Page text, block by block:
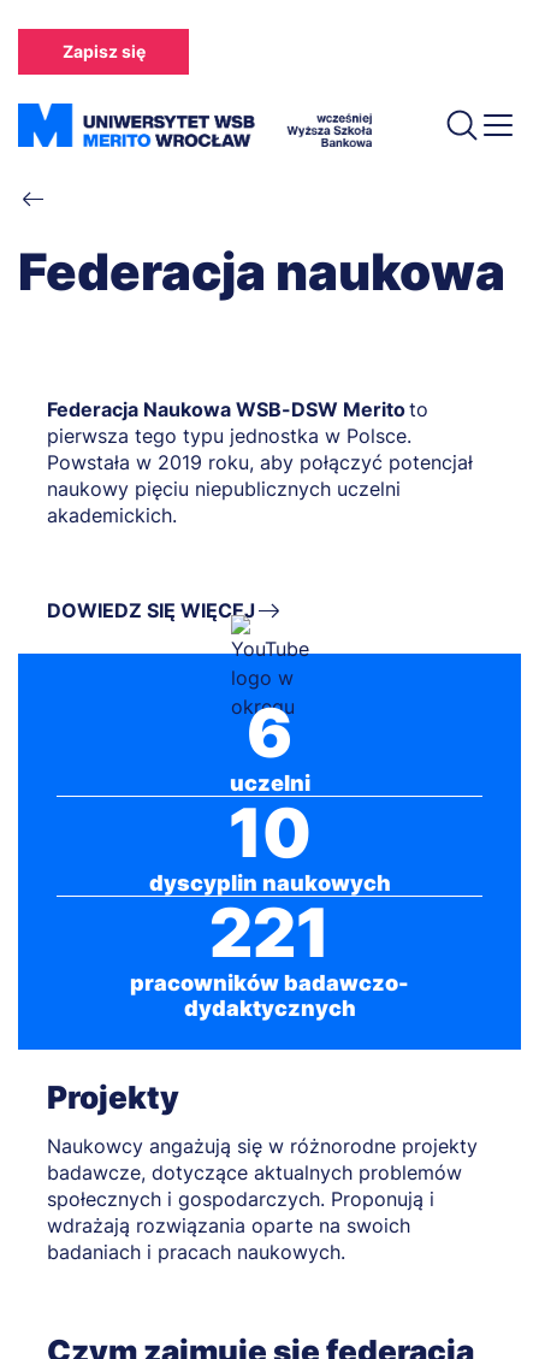
treści
Zapisz się
Ścieżka
nawigacyjna
Federacja naukowa
Federacja Naukowa WSB-DSW Meritoto
pierwsza tego typu jednostka w Polsce.
Powstała w 2019 roku, aby połączyć potencjał
naukowy pięciu niepublicznych uczelni
akademickich.
DOWIEDZ SIĘ WIĘCEJ
6
uczelni
10
dyscyplin naukowych
221
pracowników badawczo-
dydaktycznych
Projekty
Naukowcy angażują się w różnorodne projekty
badawcze, dotyczące aktualnych problemów
społecznych i gospodarczych. Proponują i
wdrażają rozwiązania oparte na swoich
badaniach i pracach naukowych.
Czym zajmuje się federacja